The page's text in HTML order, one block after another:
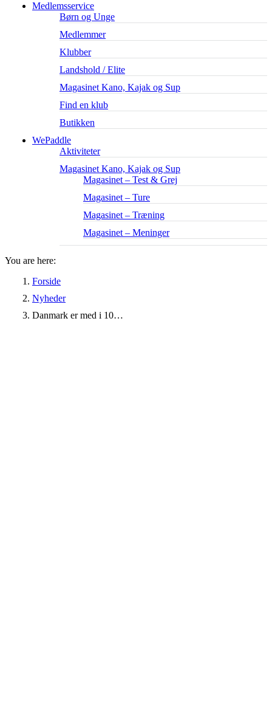
Medlemsservice
Børn og Unge
Medlemmer
Klubber
Landshold / Elite
Magasinet Kano, Kajak og Sup
Find en klub
Butikken
WePaddle
Aktiviteter
Magasinet Kano, Kajak og Sup
Magasinet – Test & Grej
Magasinet – Ture
Magasinet – Træning
Magasinet – Meninger
You are here:
Forside
Nyheder
Danmark er med i 10…